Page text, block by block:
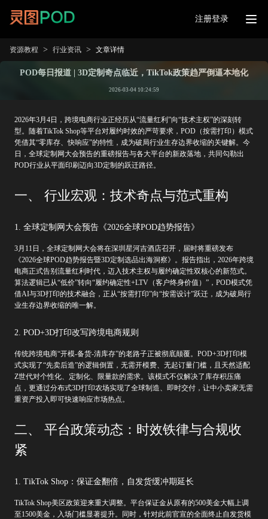
注册登录
资源教程 > 行业资讯 > 文章详情
POD每日报道 | 3D定制奇点临近，TikTok政策趋严倒逼本地化
2026-03-04 10:24:59
2026年3月4日，跨境电商行业正经历从“流量红利”向“技术主权”的深刻转
型。随着TikTok Shop等平台对履约时效的严苛要求，POD（按需打印）模式
凭借其“零库存、快响应”的特性，成为破局行业生存边界收缩的关键解。今
日，全球定制网大会预告的重磅报告与各大平台的新政落地，共同勾勒出
POD行业从平面印刷迈向3D定制的跃迁路径。
一、 行业宏观：技术奇点与范式重构
1. 全球定制网大会预告《2026全球POD趋势报告》
3月11日，全球定制网大会将在深圳星河吉酒店召开，届时将重磅发布
《2026全球POD趋势报告暨3D定制选品出海洞察》。报告指出，2026年跨境
电商正式告别流量红利时代，迈入技术主权与履约确定性双核心的新范式。
算法逻辑已从“低价”转向“履约确定性+LTV（客户终身价值）”，POD模式凭
借AI与3D打印的技术融合，正从“按需打印”向“按需设计”跃迁，成为破局行
业生存边界收缩的唯一解。
2. POD+3D打印改写跨境电商规则
传统跨境电商“开模-备货-清库存”的老路子正被彻底颠覆。POD+3D打印模
式实现了“先卖后造”的逻辑倒置，无需开模费、无起订量门槛，且天然适配
Z世代对个性化、定制化、限量款的需求。该模式不仅解决了库存积压痛
点，更通过分布式3D打印农场实现了全球制造、即时交付，让中小卖家无需
重资产投入即可快速响应市场热点。
二、 平台政策动态：时效铁律与合规收
紧
1. TikTok Shop：保证金翻倍，自发货缓冲期延长
TikTok Shop美区政策迎来重大调整。平台保证金从原有的500美金大幅上调
至1500美金，入场门槛显著提升。同时，针对此前官宣的全面终止自发货模